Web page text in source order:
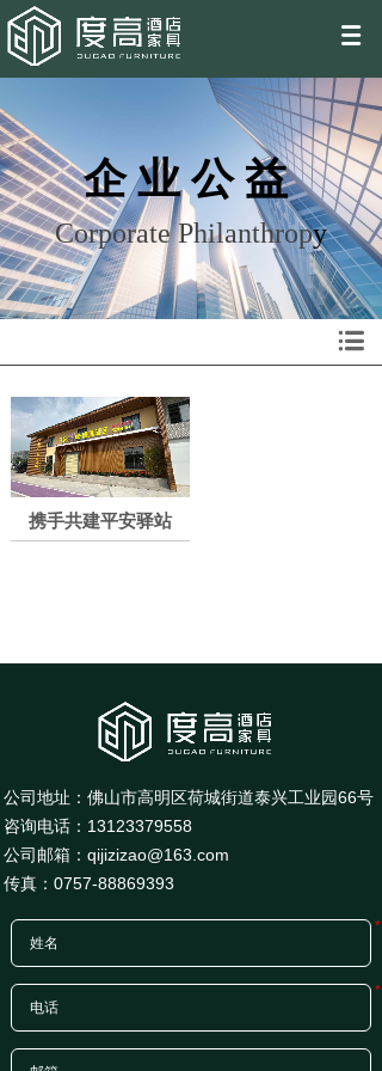
企业公益
Corporate Philanthropy
携手共建平安驿站
*
*
公司地址：佛山市高明区荷城街道泰兴工业园66号
咨询电话： 13123379558
公司邮箱： qijizizao@163.com
传真：0757-88869393